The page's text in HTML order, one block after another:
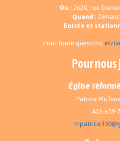
Où : 2620, rue
Quand :
Entrée et
Pour toute question,
Pour
Église
Patrice
418-659-